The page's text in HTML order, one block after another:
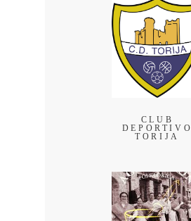
CLUB
DEPORTIVO
TORIJA